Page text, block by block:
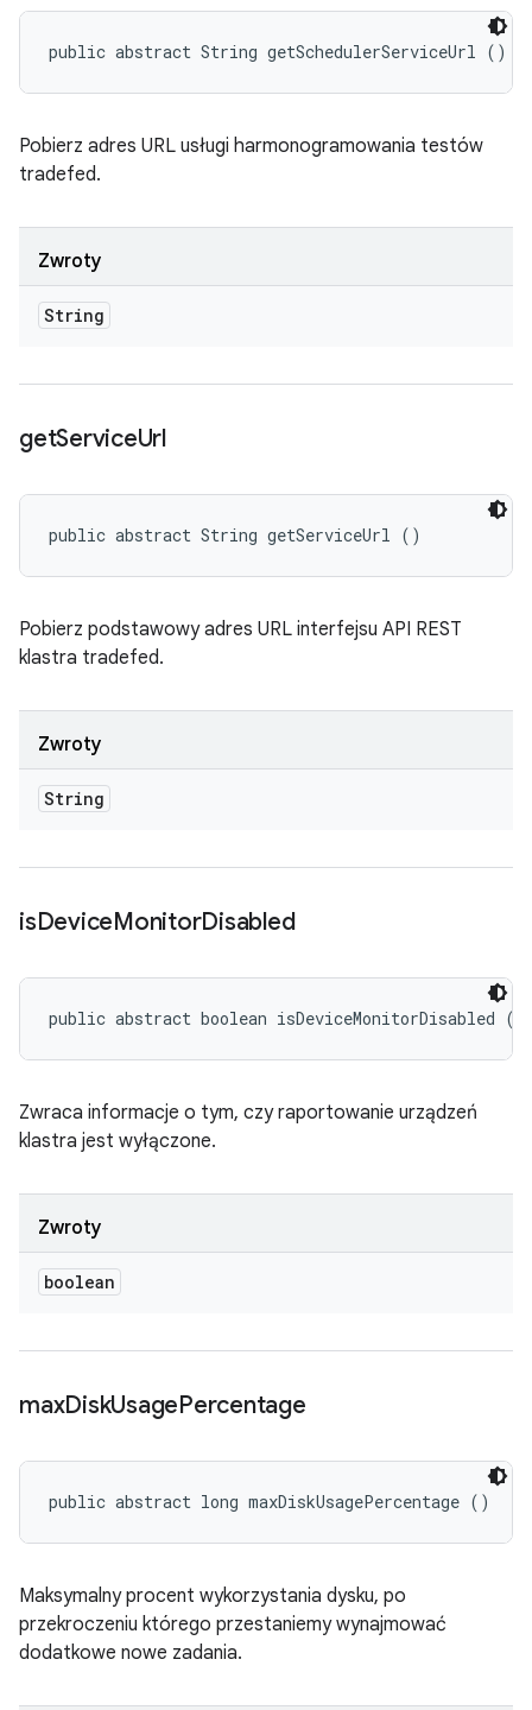
public abstract String getSchedulerServiceUrl ()
Pobierz adres URL usługi harmonogramowania testów
tradefed.
Zwroty
String
getServiceUrl
public abstract String getServiceUrl ()
Pobierz podstawowy adres URL interfejsu API REST
klastra tradefed.
Zwroty
String
isDeviceMonitorDisabled
public abstract boolean isDeviceMonitorDisabled ()
Zwraca informacje o tym, czy raportowanie urządzeń
klastra jest wyłączone.
Zwroty
boolean
maxDiskUsagePercentage
public abstract long maxDiskUsagePercentage ()
Maksymalny procent wykorzystania dysku, po
przekroczeniu którego przestaniemy wynajmować
dodatkowe nowe zadania.